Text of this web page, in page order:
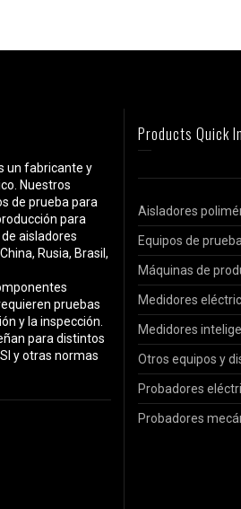
un fabricante y
Nuestros
de prueba para
para
aisladores
Rusia, Brasil,
pruebas
y la inspección.
para distintos
y otras normas
Products Quick
Aisladores
Equipos de
Máquinas de
Medidores
Medidores
Otros equipos y
Probadores
Probadores